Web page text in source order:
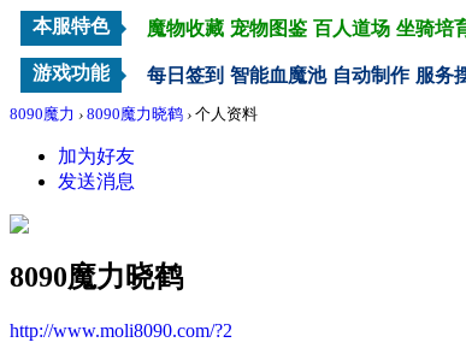
本服特色 魔物收藏 宠物图鉴 百人道场 坐骑培
游戏功能 每日签到 智能血魔池 自动制作 服务
8090魔力 › 8090魔力晓鹤 › 个人资料
加为好友
发送消息
8090魔力晓鹤
http://www.moli8090.com/?2